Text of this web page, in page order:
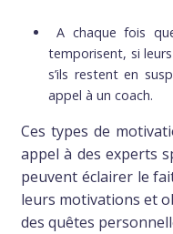
A chaque fois
temporisent, si
s’ils restent en
appel à un coach.
Ces types de
appel à des experts
peuvent éclairer le
leurs motivations et
des quêtes